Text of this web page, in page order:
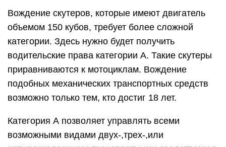
Вождение скутеров, которые имеют двигатель
объемом 150 кубов, требует более сложной
категории. Здесь нужно будет получить
водительские права категории А. Такие скутеры
приравниваются к мотоциклам. Вождение
подобных механических транспортных средств
возможно только тем, кто достиг 18 лет.
Категория А позволяет управлять всеми
возможными видами двух-,трех-,или